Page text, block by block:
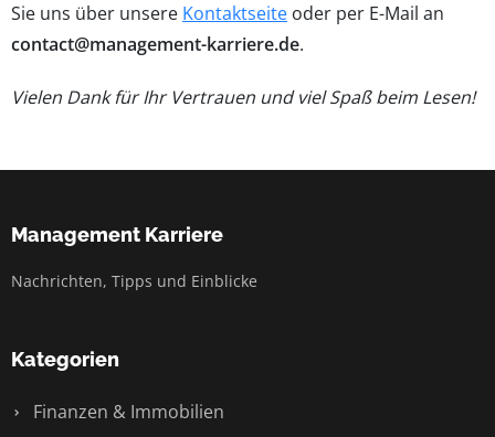
Sie uns über unsere Kontaktseite oder per E-Mail an
contact@management-karriere.de.
Vielen Dank für Ihr Vertrauen und viel Spaß beim Lesen!
Management Karriere
Nachrichten, Tipps und Einblicke
Kategorien
Finanzen & Immobilien